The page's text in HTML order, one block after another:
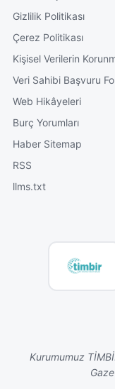
Gizlilik Politikası
Çerez Politikası
Kişisel Verilerin
Veri Sahibi Başvuru
Web Hikâyeleri
Burç Yorumları
Haber Sitemap
RSS
llms.txt
Kurumumuz